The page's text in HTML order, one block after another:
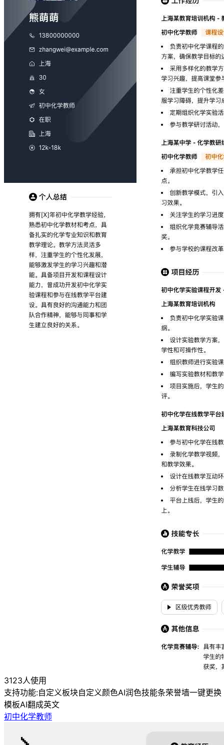
3123人使用
支持功能:自定义板块自定义颜色AI润色技能条荣誉墙一键更换
模板AI翻成英文
初中化学教师